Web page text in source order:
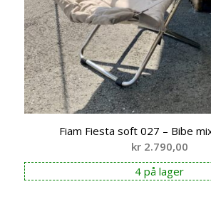
Fiam Fiesta soft 027 – Bibe
kr2.790,00
4 på lager